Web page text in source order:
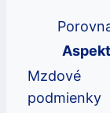
Aspekt
Mzdové
podmienky